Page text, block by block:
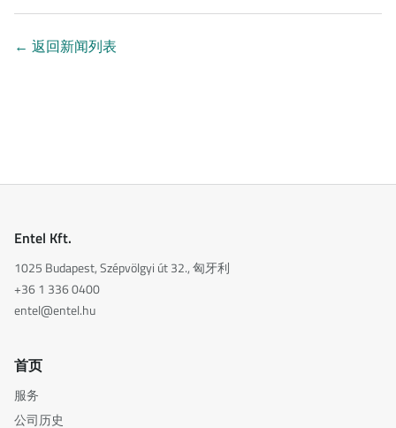
← 返回新闻列表
Entel Kft.
1025 Budapest, Szépvölgyi út 32., 匈牙利
+36 1 336 0400
entel@entel.hu
首页
服务
公司历史